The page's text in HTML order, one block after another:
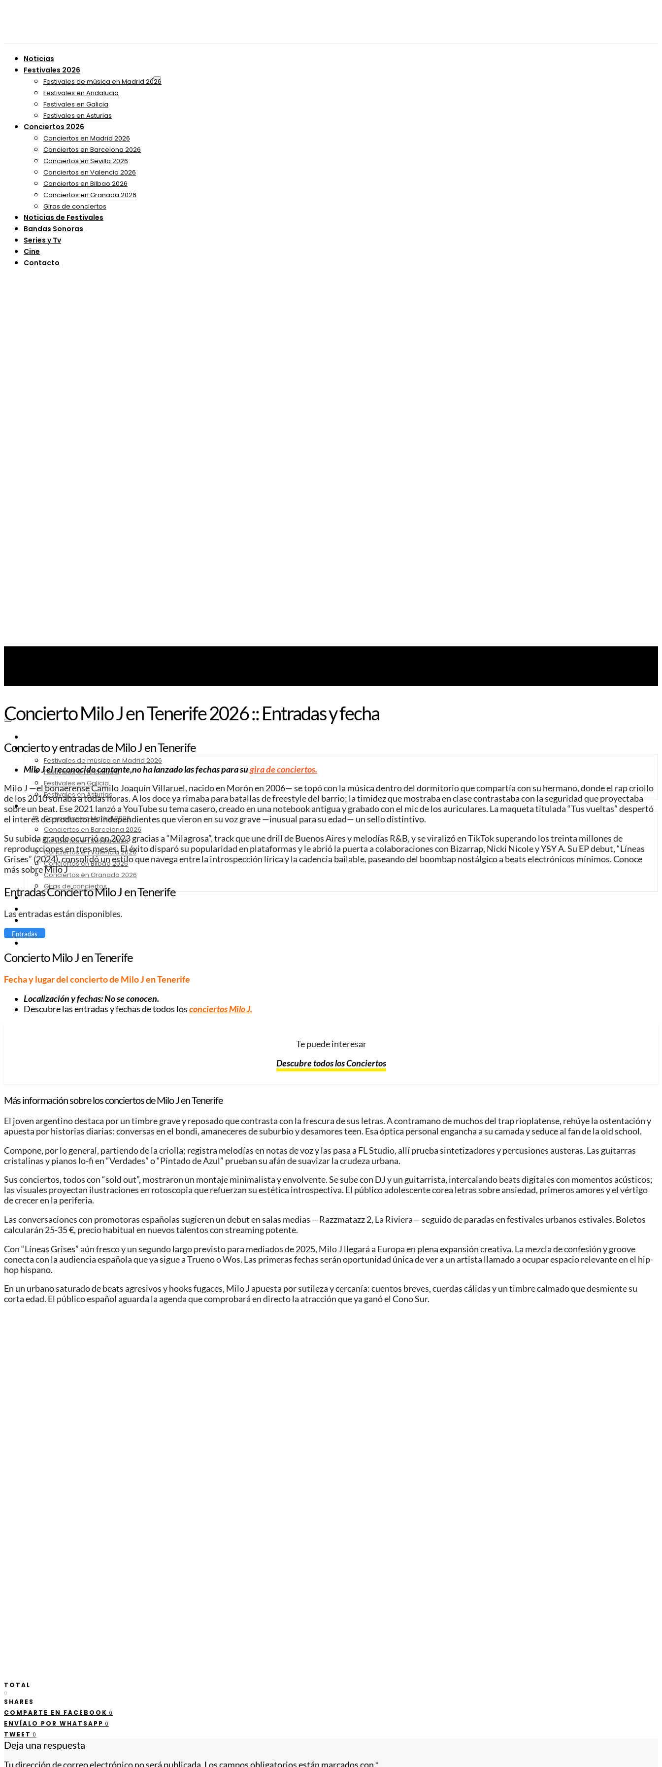
Noticias
Festivales 2026
Festivales de música en Madrid 2026
Festivales en Andalucia
Festivales en Galicia
Festivales en Asturias
Conciertos 2026
Conciertos en Madrid 2026
Conciertos en Barcelona 2026
Conciertos en Sevilla 2026
Conciertos en Valencia 2026
Conciertos en Bilbao 2026
Conciertos en Granada 2026
Giras de conciertos
Noticias de Festivales
Bandas Sonoras
Series y Tv
Cine
Contacto
Festivales 2026
Festivales de música en Madrid 2026
Festivales en Andalucia
Festivales en Galicia
Festivales en Asturias
Conciertos 2026
Conciertos en Madrid 2026
Conciertos en Barcelona 2026
Conciertos en Sevilla 2026
Conciertos en Valencia 2026
Conciertos en Bilbao 2026
Conciertos en Granada 2026
Giras de conciertos
Noticias de Festivales
Bandas Sonoras
Series y Tv
Cine
Concierto Milo J en Tenerife 2026 :: Entradas y fecha
Concierto y entradas de Milo J en Tenerife
Milo J el reconocido cantante,no ha lanzado las fechas para sugira de conciertos.
Milo J —el bonaerense Camilo Joaquín Villaruel, nacido en Morón en 2006— se topó con la música dentro del dormitorio que compartía con su hermano, donde el rap criollo
de los 2010 sonaba a todas horas. A los doce ya rimaba para batallas de freestyle del barrio; la timidez que mostraba en clase contrastaba con la seguridad que proyectaba
sobre un beat. Ese 2021 lanzó a YouTube su tema casero, creado en una notebook antigua y grabado con el mic de los auriculares. La maqueta titulada “Tus vueltas” despertó
el interés de productores independientes que vieron en su voz grave —inusual para su edad— un sello distintivo.
Su subida grande ocurrió en 2023 gracias a “Milagrosa”, track que une drill de Buenos Aires y melodías R&B, y se viralizó en TikTok superando los treinta millones de
reproducciones en tres meses. El éxito disparó su popularidad en plataformas y le abrió la puerta a colaboraciones con Bizarrap, Nicki Nicole y YSY A. Su EP debut, “Líneas
Grises” (2024), consolidó un estilo que navega entre la introspección lírica y la cadencia bailable, paseando del boombap nostálgico a beats electrónicos mínimos. Conoce
más sobre Milo J
Entradas Concierto Milo J en Tenerife
Las entradas están disponibles.
Entradas
Concierto Milo J en Tenerife
Fecha y lugar del concierto de Milo J en Tenerife
Localización y fechas: No se conocen.
Descubre las entradas y fechas de todos losconciertos Milo J.
Te puede interesar
Descubre todos los Conciertos
Más información sobre los conciertos de Milo J en Tenerife
El joven argentino destaca por un timbre grave y reposado que contrasta con la frescura de sus letras. A contramano de muchos del trap rioplatense, rehúye la ostentación y
apuesta por historias diarias: conversas en el bondi, amaneceres de suburbio y desamores teen. Esa óptica personal engancha a su camada y seduce al fan de la old school.
Compone, por lo general, partiendo de la criolla; registra melodías en notas de voz y las pasa a FL Studio, allí prueba sintetizadores y percusiones austeras. Las guitarras
cristalinas y pianos lo-fi en “Verdades” o “Pintado de Azul” prueban su afán de suavizar la crudeza urbana.
Sus conciertos, todos con “sold out”, mostraron un montaje minimalista y envolvente. Se sube con DJ y un guitarrista, intercalando beats digitales con momentos acústicos;
las visuales proyectan ilustraciones en rotoscopia que refuerzan su estética introspectiva. El público adolescente corea letras sobre ansiedad, primeros amores y el vértigo
de crecer en la periferia.
Las conversaciones con promotoras españolas sugieren un debut en salas medias —Razzmatazz 2, La Riviera— seguido de paradas en festivales urbanos estivales. Boletos
calcularán 25-35 €, precio habitual en nuevos talentos con streaming potente.
Con “Líneas Grises” aún fresco y un segundo largo previsto para mediados de 2025, Milo J llegará a Europa en plena expansión creativa. La mezcla de confesión y groove
conecta con la audiencia española que ya sigue a Trueno o Wos. Las primeras fechas serán oportunidad única de ver a un artista llamado a ocupar espacio relevante en el hip-
hop hispano.
En un urbano saturado de beats agresivos y hooks fugaces, Milo J apuesta por sutileza y cercanía: cuentos breves, cuerdas cálidas y un timbre calmado que desmiente su
corta edad. El público español aguarda la agenda que comprobará en directo la atracción que ya ganó el Cono Sur.
TOTAL
0
SHARES
COMPARTE EN FACEBOOK 0
ENVÍALO POR WHATSAPP 0
TWEET 0
Deja una respuesta
Tu dirección de correo electrónico no será publicada. Los campos obligatorios están marcados con *